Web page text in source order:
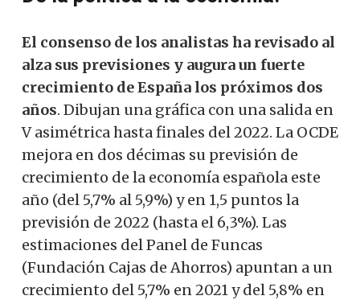
El consenso de los analistas ha revisado al
alza sus previsiones y augura un fuerte
crecimiento de España los próximos dos
años. Dibujan una gráfica con una salida en
V asimétrica hasta finales del 2022. La OCDE
mejora en dos décimas su previsión de
crecimiento de la economía española este
año (del 5,7% al 5,9%) y en 1,5 puntos la
previsión de 2022 (hasta el 6,3%). Las
estimaciones del Panel de Funcas
(Fundación Cajas de Ahorros) apuntan a un
crecimiento del 5,7% en 2021 y del 5,8% en